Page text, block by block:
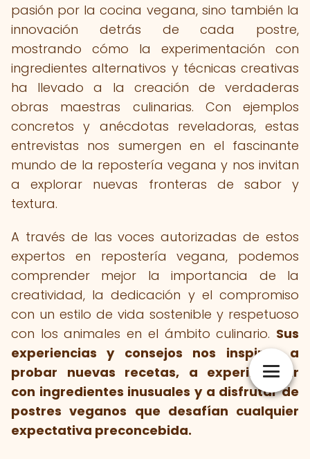
pasión por la cocina vegana, sino también la
innovación detrás de cada postre,
mostrando cómo la experimentación con
ingredientes alternativos y técnicas creativas
ha llevado a la creación de verdaderas
obras maestras culinarias. Con ejemplos
concretos y anécdotas reveladoras, estas
entrevistas nos sumergen en el fascinante
mundo de la repostería vegana y nos invitan
a explorar nuevas fronteras de sabor y
textura.
A través de las voces autorizadas de estos
expertos en repostería vegana, podemos
comprender mejor la importancia de la
creatividad, la dedicación y el compromiso
con un estilo de vida sostenible y respetuoso
con los animales en el ámbito culinario. Sus
experiencias y consejos nos inspiran a
probar nuevas recetas, a experimentar
con ingredientes inusuales y a disfrutar de
postres veganos que desafían cualquier
expectativa preconcebida.